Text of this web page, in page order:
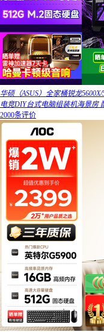
华硕（ASUS）全家桶锐龙
电竞DIY台式电脑组装机海景房
2000条评价